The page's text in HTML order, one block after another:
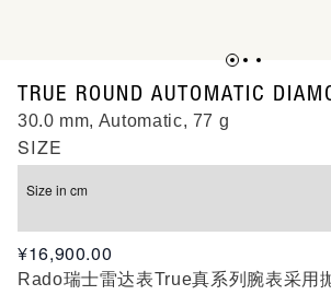
TRUE ROUND AUTOMATIC
R27242712
30.0 mm, Automatic, 77 g
Rado瑞士雷达表True真系列腕表采用
SIZE
Size in cm
¥16,900.00